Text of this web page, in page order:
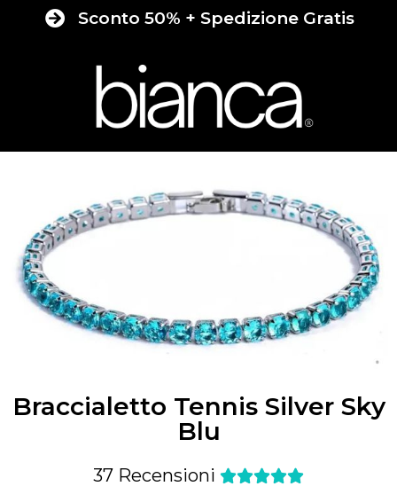
Sconto 50% + Spedizione Gratis
Braccialetto Tennis Silver Sky
Blu
37 Recensioni 